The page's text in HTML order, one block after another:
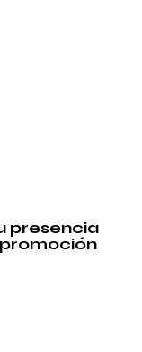
presencia